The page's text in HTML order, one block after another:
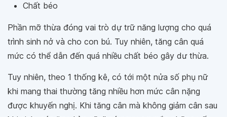
Chất béo
Phần mỡ thừa đóng vai trò dự trữ năng lượng cho quá
trình sinh nở và cho con bú. Tuy nhiên, tăng cân quá
mức có thể dẫn đến quá nhiều chất béo gây dư thừa.
Tuy nhiên, theo 1 thống kê, có tới một nửa số phụ nữ
khi mang thai thường tăng nhiều hơn mức cân nặng
được khuyến nghị. Khi tăng cân mà không giảm cân sau